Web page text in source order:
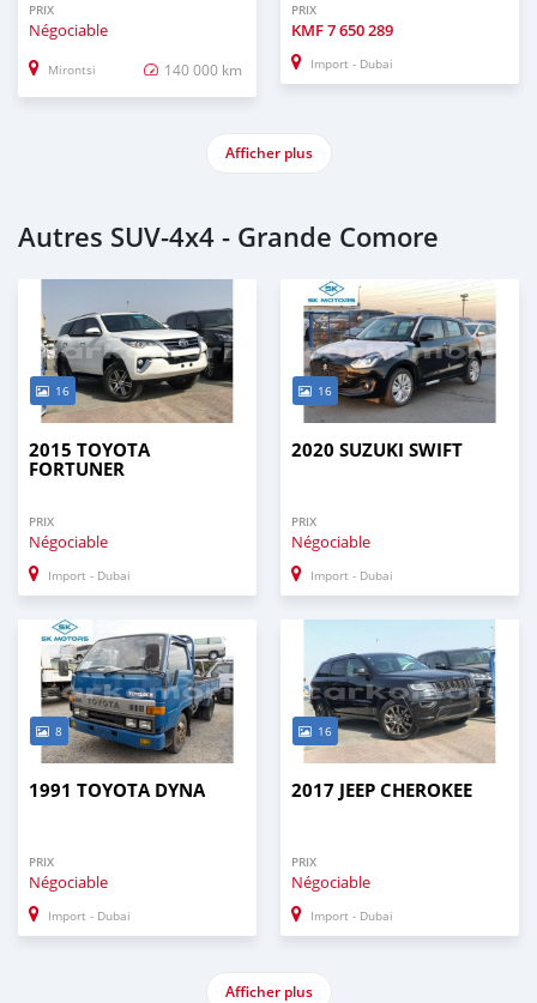
PRIX
Négociable
Mirontsi 140 000 km
PRIX
KMF7 650 289
Import - Dubai
Afficher plus
Autres SUV‒4x4 - Grande Comore
16
2015 TOYOTA
FORTUNER
PRIX
Négociable
Import - Dubai
16
2020 SUZUKI SWIFT
PRIX
Négociable
Import - Dubai
8
1991 TOYOTA DYNA
PRIX
Négociable
Import - Dubai
16
2017 JEEP CHEROKEE
PRIX
Négociable
Import - Dubai
Afficher plus